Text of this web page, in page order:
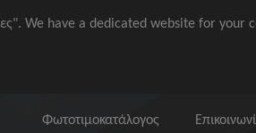
We have a dedicated website for your
Φωτοτιμοκατάλογος